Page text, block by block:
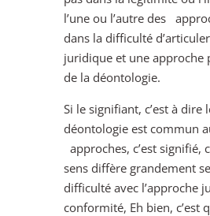
l’une ou l’autre des
dans la difficulté
juridique et une approche
de la déontologie.
Si le signifiant, c’est à dire
déontologie est commun
approches, c’est signifié,
sens diffère grandement
difficulté avec l’approche
conformité, Eh bien, c’est